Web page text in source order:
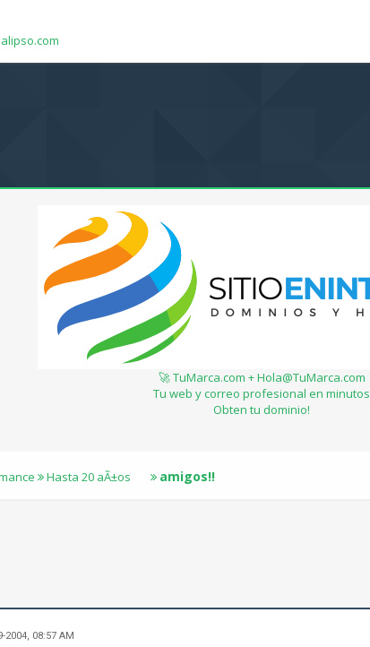
🚀 TuMarca.com + Hola@TuMarca.com
Tu web y correo profesional en minutos
Obten tu dominio!
Hasta 20 aÃ±os amigos!!
2004, 08:57 AM